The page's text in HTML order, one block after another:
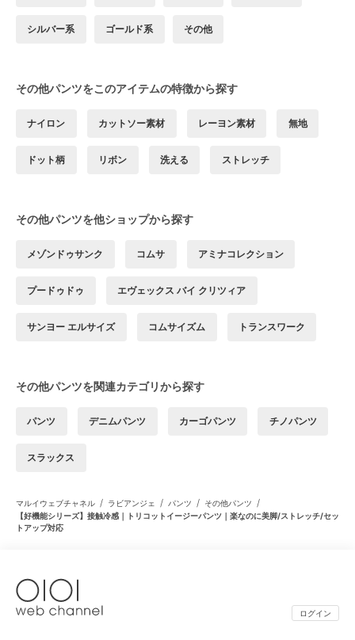
シルバー系 ゴールド系 その他
その他パンツをこのアイテムの特徴から探す
ナイロン カットソー素材 レーヨン素材 無地
ドット柄 リボン 洗える ストレッチ
その他パンツを他ショップから探す
メゾンドゥサンク コムサ アミナコレクション
プードゥドゥ エヴェックス バイ クリツィア
サンヨー エルサイズ コムサイズム トランスワーク
その他パンツを関連カテゴリから探す
パンツ デニムパンツ カーゴパンツ チノパンツ
スラックス
マルイウェブチャネル / ラビアンジェ / パンツ / その他パンツ /
【好機能シリーズ】接触冷感｜トリコットイージーパンツ｜楽なのに美脚/ストレッチ/セッ
トアップ対応
ログイン